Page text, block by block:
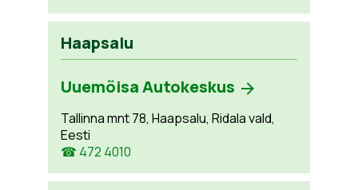
Haapsalu
Uuemõisa Autokeskus
Tallinna mnt 78, Haapsalu, Ridala vald,
Eesti
☎ 472 4010